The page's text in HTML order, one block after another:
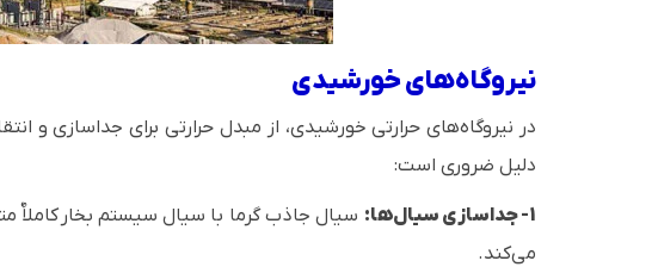
نیروگاه‌های خورشیدی
در نیروگاه‌های حرارتی خورشیدی، از مبدل حرارتی برای جداسازی و
دلیل ضروری است:
1- جداسازی سیال‌ها: سیال جاذب گرما با سیال سیستم بخار کاملاٌ
می‌کند.